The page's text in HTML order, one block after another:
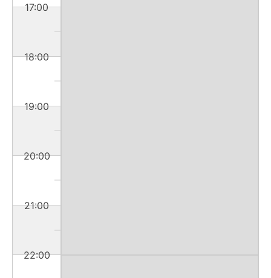
17:00
18:00
19:00
20:00
21:00
22:00